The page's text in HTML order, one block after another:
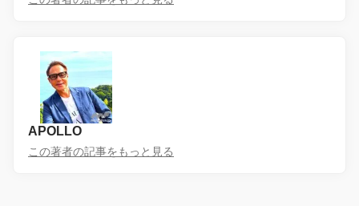
APOLLO
この著者の記事をもっと見る